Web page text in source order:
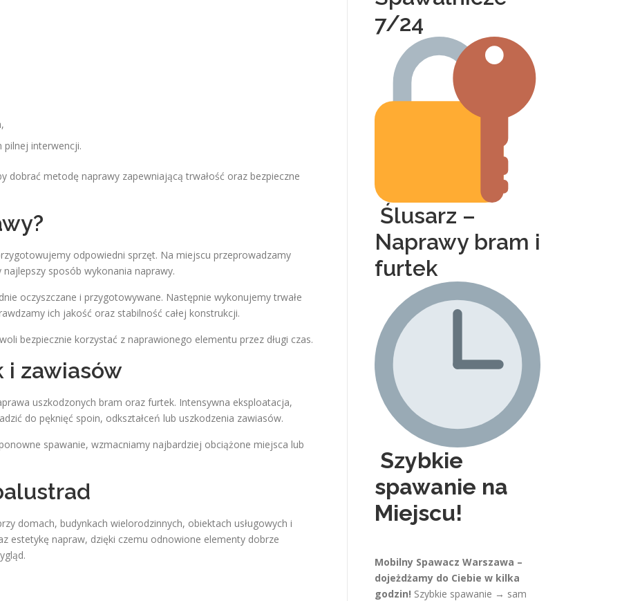
pilnej interwencji.
dobrać metodę naprawy zapewniającą trwałość oraz bezpieczne
odpowiedni sprzęt. Na miejscu przeprowadzamy
sposób wykonania naprawy.
oczyszczane i przygotowywane. Następnie wykonujemy trwałe
ich jakość oraz stabilność całej konstrukcji.
bezpiecznie korzystać z naprawionego elementu przez długi czas.
i zawiasów
uszkodzonych bram oraz furtek. Intensywna eksploatacja,
do pęknięć spoin, odkształceń lub uszkodzenia zawiasów.
spawanie, wzmacniamy najbardziej obciążone miejsca lub
domach, budynkach wielorodzinnych, obiektach usługowych i
estetykę napraw, dzięki czemu odnowione elementy dobrze
7/24
Ślusarz –
Naprawy bram i
furtek
Szybkie
spawanie na
Miejscu!
Mobilny Spawacz Warszawa –
dojeżdżamy do Ciebie w kilka
godzin! Szybkie spawanie → sam